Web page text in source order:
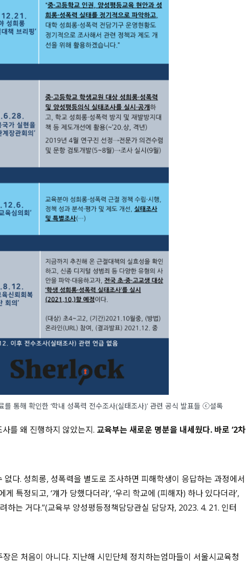
통해 확인한 ‘학내 성폭력 전수조사(실태조사)’ 관련 공식 발표들 ⓒ셜록
사를 왜 진행하지 않았는지. 교육부는 새로운 명분을 내세웠다. 바로 ‘2차
없다. 성희롱, 성폭력을 별도로 조사하면 피해학생이 응답하는 과정에서
게 특정되고, ‘걔가 당했다더라’, ‘우리 학교에 (피해자) 하나 있다더라’,
하는 거다.”(교육부 양성평등정책담당관실 담당자, 2023. 4. 21. 인터
장은 처음이 아니다. 지난해 시민단체 정치하는엄마들이 서울시교육청